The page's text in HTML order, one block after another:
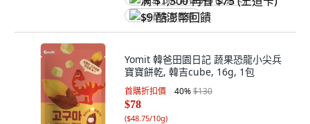
$9 酷澎幣回饋
Yomit 韓爸田園日記 蔬果恐龍小尖兵
寶寶餅乾, 韓吉cube, 16g, 1包
首購折扣價 40%$130
$78
($48.75/10g)